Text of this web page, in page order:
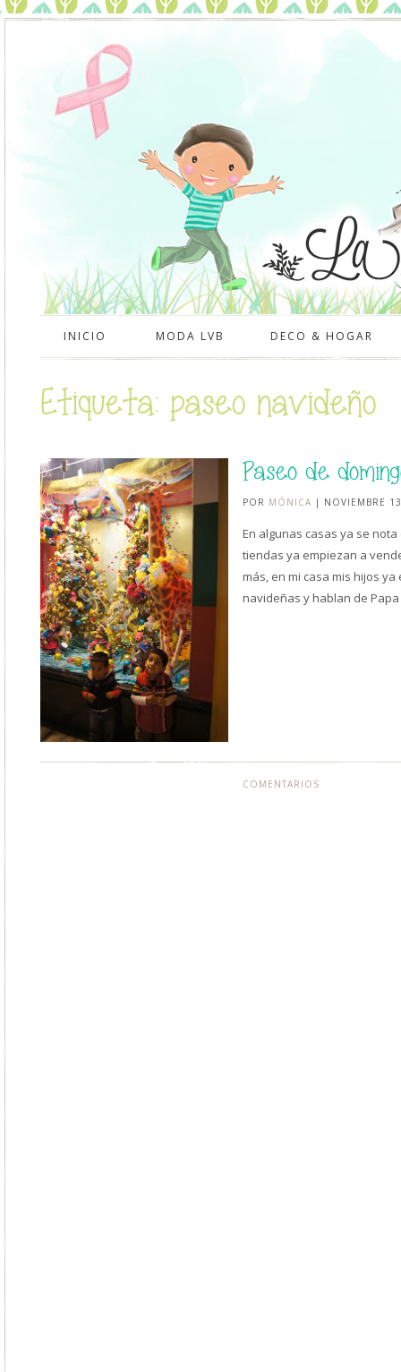
INICIO MODA LVB DECO & HOGAR
Etiqueta: paseo navideño
Paseo de
POR MÓNICA | NOVIEMBRE
En algunas casas ya se
tiendas ya empiezan a
más, en mi casa mis hijos
navideñas y hablan de
COMENTARIOS